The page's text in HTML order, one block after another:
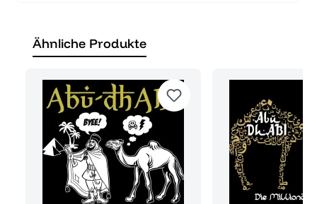
Ähnliche Produkte